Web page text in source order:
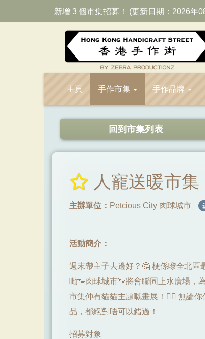
新增 3 個市集招募！ (更新日期：2026年
主頁 手作市集 手作品牌
回到市集列表
人寵送暖市集
主辦單位： Petcious City 肉球城市
活動簡介：
週末帶主子去邊好？🤔 梗係嚟全北區
哋🐾肉球城市🐾將會聯同上水廣場，
市集仲有貓貓主題嘅畫展！❤️‍🔥 無論
品，都絕對唔可以錯過！
招募對象